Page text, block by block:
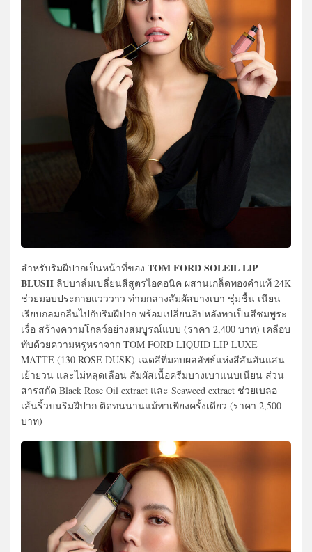
สำหรับริมฝีปากเป็นหน้าที่ของ TOM FORD SOLEIL LIP
BLUSH ลิปบาล์มเปลี่ยนสีสูตรไอคอนิค ผสานเกล็ดทองคำแท้ 24K
ช่วยมอบประกายแวววาว ท่ามกลางสัมผัสบางเบา ชุ่มชื้น เนียน
เรียบกลมกลืนไปกับริมฝีปาก พร้อมเปลี่ยนลิปหลังทาเป็นสีชมพูระ
เรื่อ สร้างความโกลว์อย่างสมบูรณ์แบบ (ราคา 2,400 บาท) เคลือบ
ทับด้วยความหรูหราจาก TOM FORD LIQUID LIP LUXE
MATTE (130 ROSE DUSK) เฉดสีที่มอบผลลัพธ์แห่งสีสันอันแสน
เย้ายวน และไม่หลุดเลือน สัมผัสเนื้อครีมบางเบาแนบเนียน ส่วน
สารสกัด Black Rose Oil extract และ Seaweed extract ช่วยเบลอ
เส้นริ้วบนริมฝีปาก ติดทนนานแม้ทาเพียงครั้งเดียว (ราคา 2,500
บาท)